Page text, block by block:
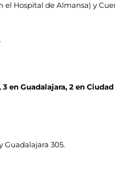
el Hospital de Almansa) y
en Guadalajara, 2 en Ciudad
Guadalajara 305.